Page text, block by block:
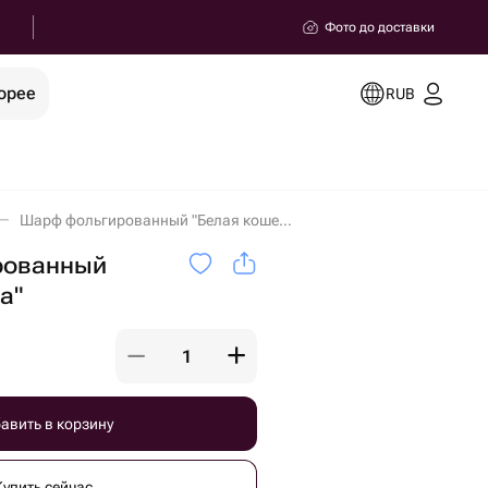
Фото до доставки
RUB
Шарф фольгированный "Белая кошечка" в Новотроицке
в корзину